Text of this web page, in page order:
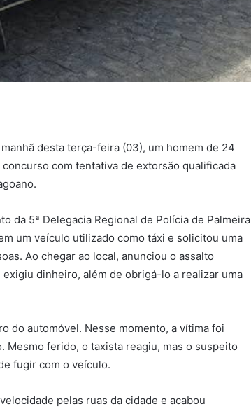
desta terça-feira (03), um homem de 24
com tentativa de extorsão qualificada
da 5ª Delegacia Regional de Polícia de Palmeira
um veículo utilizado como táxi e solicitou uma
Ao chegar ao local, anunciou o assalto
dinheiro, além de obrigá-lo a realizar uma
do automóvel. Nesse momento, a vítima foi
Mesmo ferido, o taxista reagiu, mas o suspeito
fugir com o veículo.
pelas ruas da cidade e acabou